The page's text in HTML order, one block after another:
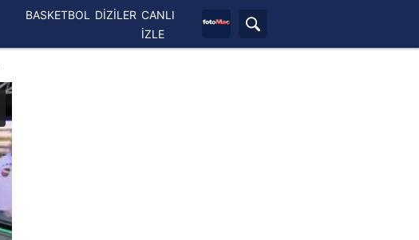
BASKETBOL DİZİLER CANLI
İZLE